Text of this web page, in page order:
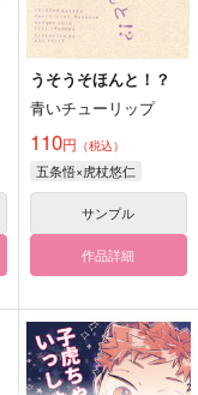
うそうそほんと！？
青いチューリップ
110円 （税込）
五条悟×虎杖悠仁
サンプル
作品詳細